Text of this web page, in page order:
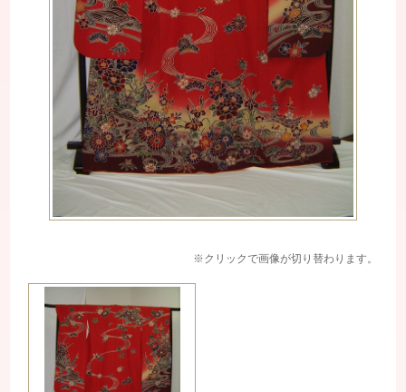
※クリックで画像が切り替わります。